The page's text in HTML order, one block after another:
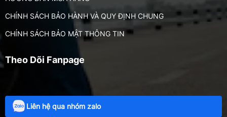
CHÍNH SÁCH BẢO HÀNH VÀ QUY ĐỊNH CHUNG
CHÍNH SÁCH BẢO MẬT THÔNG TIN
Theo Dõi Fanpage
Liên hệ qua nhóm zalo